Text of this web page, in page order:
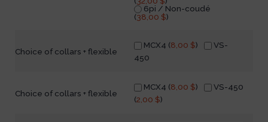
6pi / Non-coudé
(38,00 $)
Choice of collars + flexible
MCX4 (8,00 $)
VS-
450
Choice of collars + flexible
MCX4 (8,00 $)
VS-450
(2,00 $)